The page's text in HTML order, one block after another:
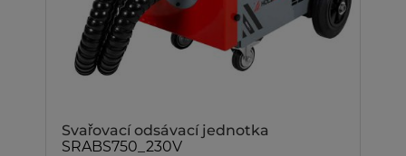
Svařovací odsávací jednotka
SRABS750_230V